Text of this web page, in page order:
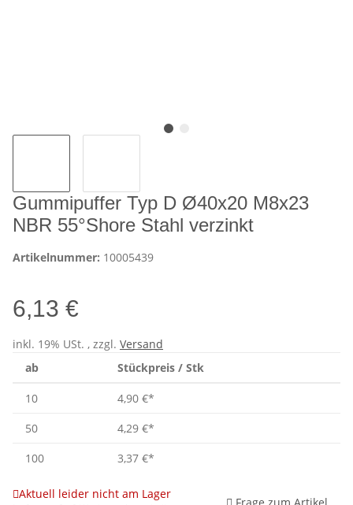
Gummipuffer Typ D Ø40x20 M8x23
NBR 55°Shore Stahl verzinkt
Artikelnummer: 10005439
6,13 €
inkl. 19% USt. , zzgl. Versand
ab
Stückpreis / Stk
10 4,90 €*
50
4,29 €*
100
3,37 €*
Aktuell leider nicht am Lager